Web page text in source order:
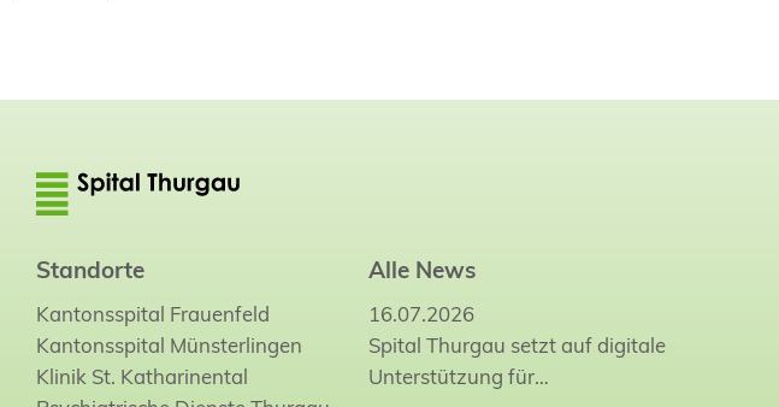
Standorte
Kantonsspital Frauenfeld
Kantonsspital Münsterlingen
Klinik St. Katharinental
Alle News
16.07.2026
Spital Thurgau setzt auf digitale
Unterstützung für…